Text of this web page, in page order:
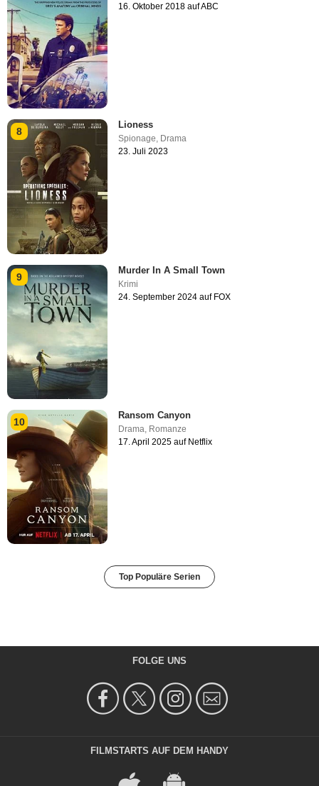
16. Oktober 2018 auf ABC
8
Lioness
Spionage, Drama
23. Juli 2023
9
Murder In A Small Town
Krimi
24. September 2024 auf FOX
10
Ransom Canyon
Drama, Romanze
17. April 2025 auf Netflix
Top Populäre Serien
FOLGE UNS
FILMSTARTS AUF DEM HANDY